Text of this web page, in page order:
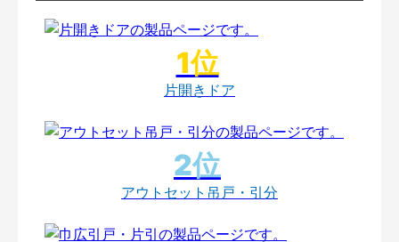
片開きドア
アウトセット吊戸・引分